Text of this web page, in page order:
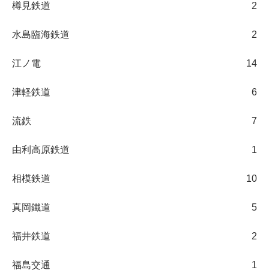
樽見鉄道 2
水島臨海鉄道 2
江ノ電 14
津軽鉄道 6
流鉄 7
由利高原鉄道 1
相模鉄道 10
真岡鐵道 5
福井鉄道 2
福島交通 1